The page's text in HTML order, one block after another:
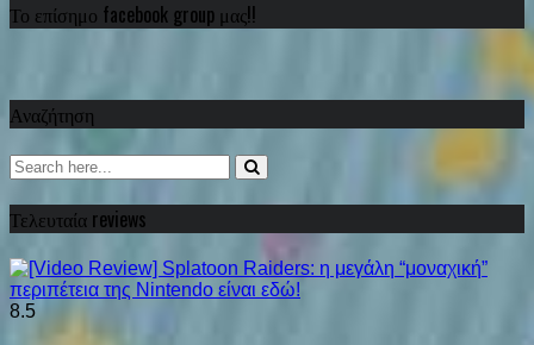
Το επίσημο facebook group μας!!
Αναζήτηση
Τελευταία reviews
8.5